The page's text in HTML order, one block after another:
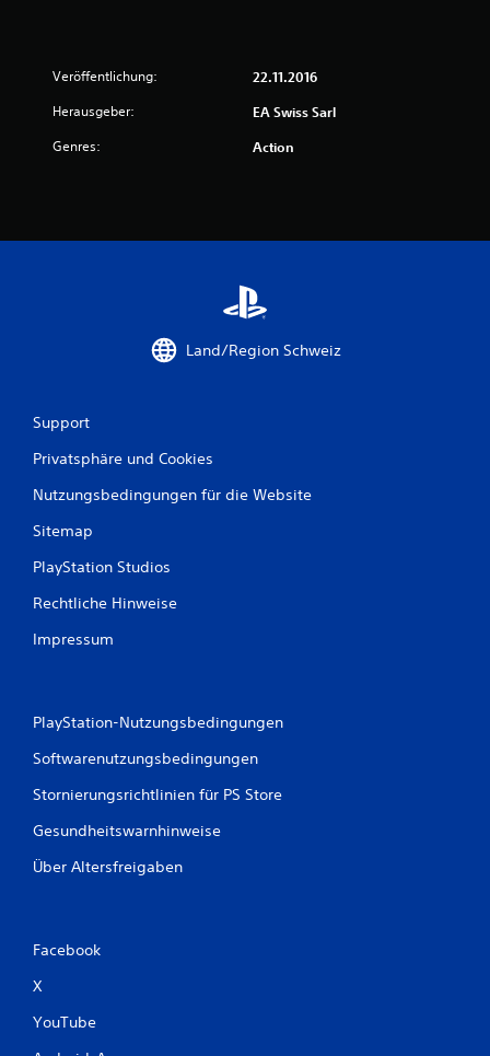
Veröffentlichung: 22.11.2016
Herausgeber: EA Swiss Sarl
Genres: Action
Land/Region Schweiz
Support
Privatsphäre und Cookies
Nutzungsbedingungen für die Website
Sitemap
PlayStation Studios
Rechtliche Hinweise
Impressum
PlayStation-Nutzungsbedingungen
Softwarenutzungsbedingungen
Stornierungsrichtlinien für PS Store
Gesundheitswarnhinweise
Über Altersfreigaben
Facebook
X
YouTube